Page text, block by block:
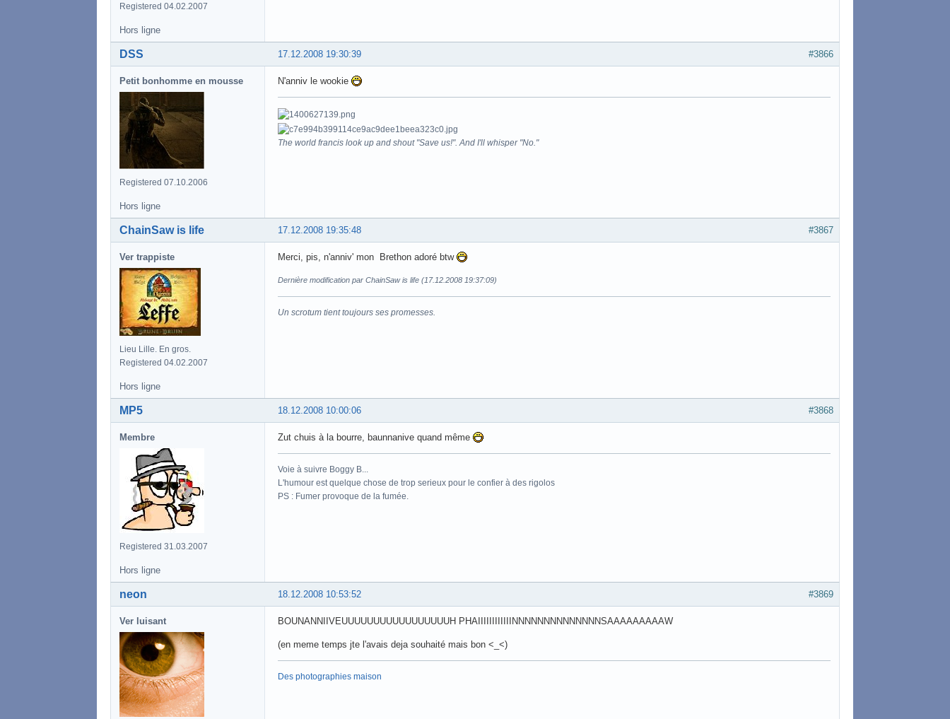
Registered 04.02.2007
Hors ligne
#3866
17.12.2008 19:30:39
DSS
Petit bonhomme en mousse
Registered 07.10.2006
N'anniv le wookie
The world francis look up and shout "Save us!". And I'll whisper "No."
Hors ligne
#3867
17.12.2008 19:35:48
ChainSaw is life
Ver trappiste
Lieu Lille. En gros.
Registered 04.02.2007
Merci, pis, n'anniv' mon Brethon adoré btw
Dernière modification par ChainSaw is life (17.12.2008 19:37:09)
Un scrotum tient toujours ses promesses.
Hors ligne
#3868
18.12.2008 10:00:06
MP5
Membre
Registered 31.03.2007
Zut chuis à la bourre, baunnanive quand même
Voie à suivre Boggy B...
L'humour est quelque chose de trop serieux pour le confier à des rigolos
PS : Fumer provoque de la fumée.
Hors ligne
#3869
18.12.2008 10:53:52
neon
Ver luisant BOUNANNIIVEUUUUUUUUUUUUUUUUUH PHAIIIIIIIIIIIINNNNNNNNNNNNNNSAAAAAAAAAW
(en meme temps jte l'avais deja souhaité mais bon <_<)
Des photographies maison